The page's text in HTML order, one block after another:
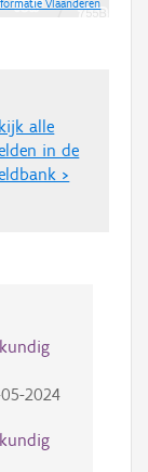
Vlaanderen
alle
in de
>
05-2024